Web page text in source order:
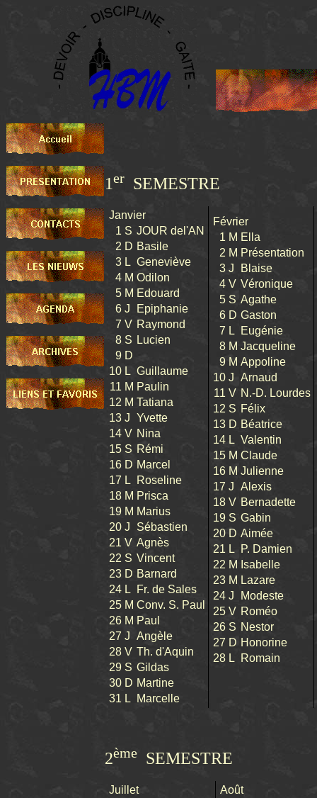
1er SEMESTRE
Janvier
1 S JOUR del'AN
2 D Basile
3 L Geneviève
4 M Odilon
5 M Edouard
6 J
Epiphanie
7 V Raymond
8 S Lucien
9 D
10 L Guillaume
11 M Paulin
12 M Tatiana
13 J Yvette
14 V Nina
15 S Rémi
16 D Marcel
17 L
Roseline
18 M Prisca
19 M Marius
20 J
Sébastien
21 V Agnès
22 S Vincent
23 D Barnard
24 L
Fr. de Sales
25 M Conv. S. Paul
26 M Paul
27 J Angèle
28 V Th. d'Aquin
29 S Gildas
30 D Martine
31 L Marcelle
Février
1 M Ella
2 M Présentation
3 J
Blaise
4 V Véronique
5 S Agathe
6 D Gaston
7 L
Eugénie
8 M Jacqueline
9 M Appoline
10 J Arnaud
11 V N.-D. Lourdes
12 S Félix
13 D Béatrice
14 L Valentin
15 M Claude
16 M Julienne
17 J Alexis
18 V Bernadette
19 S Gabin
20 D Aimée
21 L P. Damien
22 M Isabelle
23 M Lazare
24 J
Modeste
25 V Roméo
26 S Nestor
27 D Honorine
28 L Romain
2ème SEMESTRE
Juillet
Août